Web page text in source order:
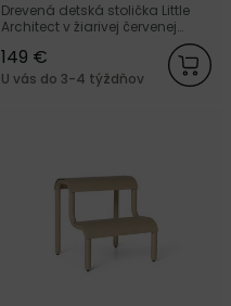
Drevená detská stolička Little
Architect v žiarivej červenej
farbe od dánskej značky Ferm
Living.
149 €
U vás do 3-4 týždňov